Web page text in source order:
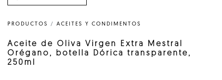
PRODUCTOS / ACEITES Y CONDIMENTOS
Aceite de Oliva Virgen Extra Mestral
Orégano, botella Dórica transparente,
250ml
SELECCIONAR IDIOMA :